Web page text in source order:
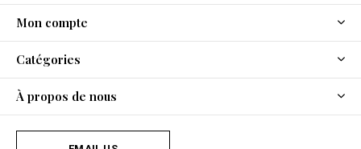
Mon compte
Catégories
À propos de nous